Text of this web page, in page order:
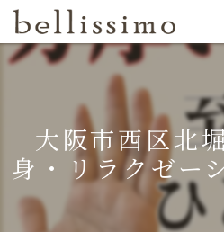
大阪市西区北
身・リラクゼー